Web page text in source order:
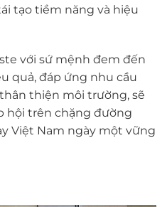
tạo tiềm năng và hiệu
với sứ mệnh đem đến
quả, đáp ứng nhu cầu
thiện môi trường, sẽ
hội trên chặng đường
Việt Nam ngày một vững